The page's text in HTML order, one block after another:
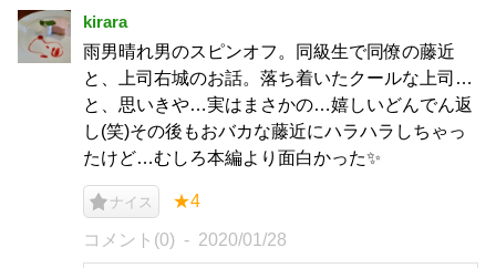
kirara
雨男晴れ男のスピンオフ。同級生で同僚の藤近
と、上司右城のお話。落ち着いたクールな上司…
と、思いきや…実はまさかの…嬉しいどんでん返
し(笑)その後もおバカな藤近にハラハラしちゃっ
たけど…むしろ本編より面白かった✨
ナイス ★4
コメント(0) 2020/01/28